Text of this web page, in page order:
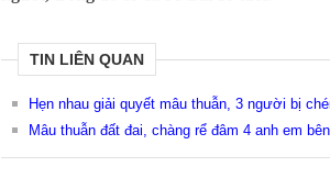
TIN LIÊN QUAN
Hẹn nhau giải quyết mâu thuẫn, 3 người bị
Mâu thuẫn đất đai, chàng rể đâm 4 anh em